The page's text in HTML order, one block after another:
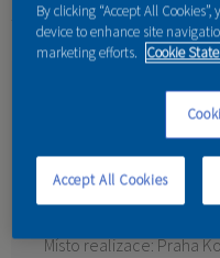
PORADENSTVÍ
AKCE A NOVINKY
PARTNEŘI
Domov»Referencie»
Nátěr
Místo realizace:Praha
By clicking “Accept All
device to enhance site
marketing efforts. Cookie
Accept All Cookies